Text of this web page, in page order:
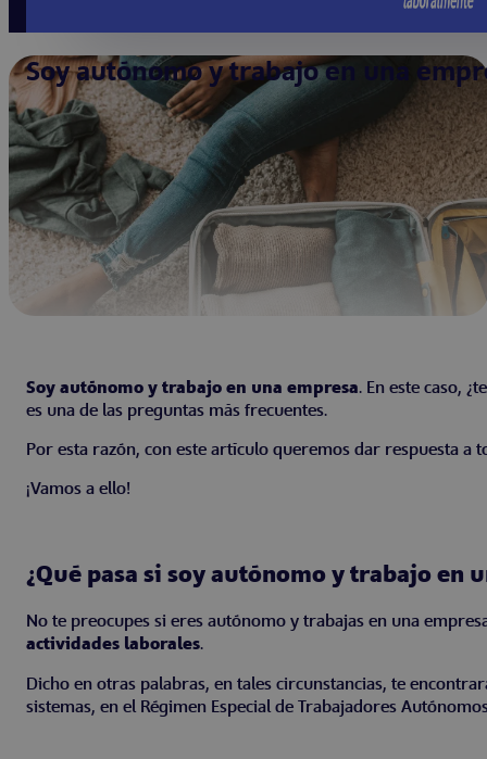
Soy autónomo y trabajo en una
Soy autónomo y trabajo en una empresa. En este caso,
es una de las preguntas más frecuentes.
Por esta razón, con este artículo queremos dar respuesta
¡Vamos a ello!
¿Qué pasa si soy autónomo y trabajo en
No te preocupes si eres autónomo y trabajas en una
actividades laborales.
Dicho en otras palabras, en tales circunstancias, te
sistemas, en el Régimen Especial de Trabajadores